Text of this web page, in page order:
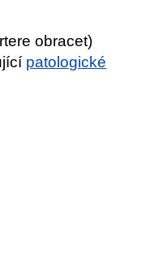
obracet)
patologické